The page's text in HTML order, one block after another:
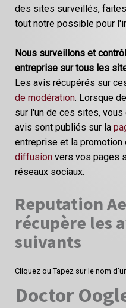
des sites surveillés,
tout notre possible pour
Nous surveillons et
entreprise sur tous les
Les avis récupérés sur
de modération. Lorsque
sur l'un de ces sites,
avis sont publiés sur la
entreprise et la
diffusion vers vos pages
réseaux sociaux.
Reputation
récupère les
suivants
Cliquez ou Tapez sur le nom
Doctor